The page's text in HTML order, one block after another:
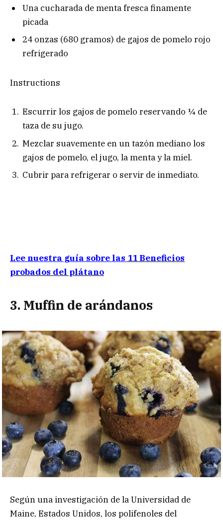
Una cucharada de menta fresca finamente
picada
24 onzas (680 gramos) de gajos de pomelo rojo
refrigerado
Instructions
Escurrir los gajos de pomelo reservando ¼ de
taza de su jugo.
Mezclar suavemente en un tazón mediano los
gajos de pomelo, el jugo, la menta y la miel.
Cubrir para refrigerar o servir de inmediato.
Lee nuestra guía sobre las 11 Beneficios
probados del plátano
3. Muffin de arándanos
Según una investigación de la Universidad de
Maine, Estados Unidos, los polifenoles del